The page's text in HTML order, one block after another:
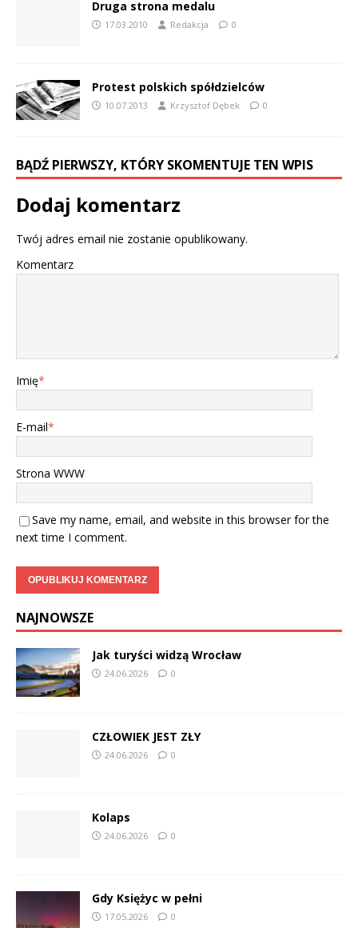
Druga strona medalu
17.03.2010 Redakcja 0
Protest polskich spółdzielców
10.07.2013 Krzysztof Dębek 0
BĄDŹ PIERWSZY, KTÓRY SKOMENTUJE TEN WPIS
Dodaj komentarz
Twój adres email nie zostanie opublikowany.
Komentarz
Imię*
E-mail*
Strona WWW
Save my name, email, and website in this browser for the
next time I comment.
NAJNOWSZE
Jak turyści widzą Wrocław
24.06.2026 0
CZŁOWIEK JEST ZŁY
24.06.2026 0
Kolaps
24.06.2026 0
Gdy Księżyc w pełni
17.05.2026 0